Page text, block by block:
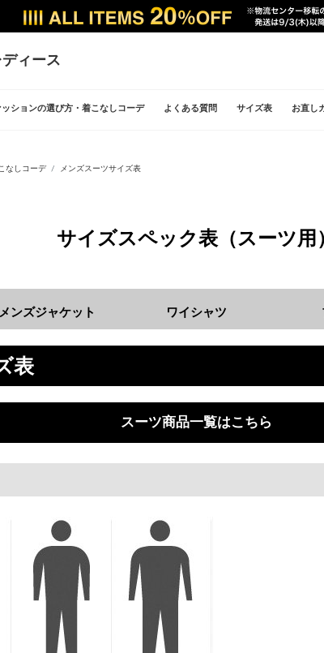
ディース
ッションの選び方・着こなしコーデ よくある質問 サイズ表 お直し
なしコーデ メンズスーツサイズ表
サイズスペック表（スーツ用）
メンズジャケット ワイシャツ
表
スーツ商品一覧はこちら